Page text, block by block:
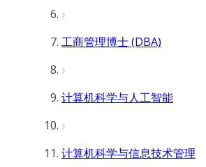
工商管理博士 (DBA)
计算机科学与人工智能
计算机科学与信息技术管理